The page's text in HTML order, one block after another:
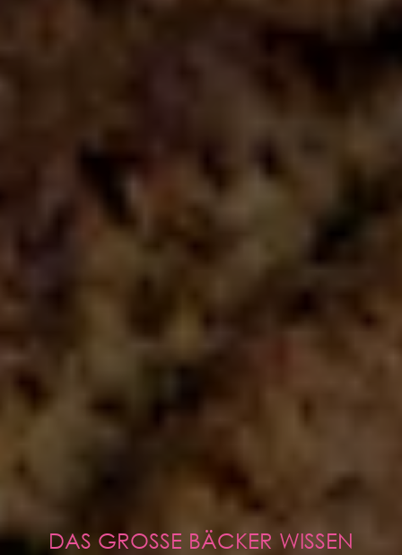
DAS GROSSE BÄCKER WISSEN